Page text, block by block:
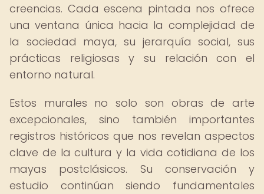
creencias. Cada escena pintada nos ofrece
una ventana única hacia la complejidad de
la sociedad maya, su jerarquía social, sus
prácticas religiosas y su relación con el
entorno natural.
Estos murales no solo son obras de arte
excepcionales, sino también importantes
registros históricos que nos revelan aspectos
clave de la cultura y la vida cotidiana de los
mayas postclásicos. Su conservación y
estudio continúan siendo fundamentales